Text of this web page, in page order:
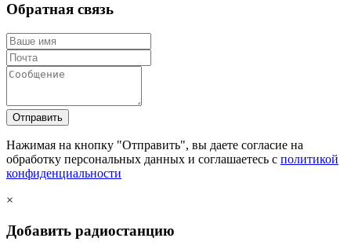
Обратная связь
Отправить
Нажимая на кнопку "Отправить", вы даете согласие на
обработку персональных данных и соглашаетесь c политикой
конфиденциальности
×
Добавить радиостанцию